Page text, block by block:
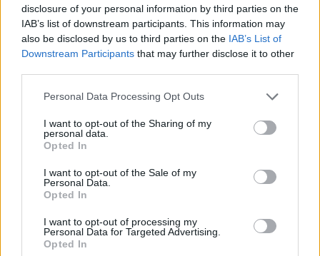
disclosure of your personal information by third parties on the
IAB’s list of downstream participants. This information may
also be disclosed by us to third parties on the IAB’s List of
Downstream Participants that may further disclose it to other
Personal Data Processing Opt Outs
I want to opt-out of the Sharing of my
personal data.
Opted In
I want to opt-out of the Sale of my
Personal Data.
Opted In
I want to opt-out of processing my
Personal Data for Targeted Advertising.
Opted In
προσωπικό επίπεδο από ό,τι στον δημόσιο χώρο,
ιδιαίτερα όσον αφορά την Γουόλ Στριτ και το
διεθνές εμπόριο.΄Εστρεψε την κατεύθυνση της
αντιμέτωπος με μια σειρά σεξουαλικών
κατηγοριών από γυναίκες που βγήκαν στη
δημοσιότητα αφού είχε αρνηθεί στην προηγούμενη
τηλεμαχία ότι είχε φιλήσει ή θωπεύσει γυναίκες
από τον Τραμπ βγήκε μετά από την δημοσιοποίηση
ενός βίντεο στο οποίο ακούγεται να καυχιέται